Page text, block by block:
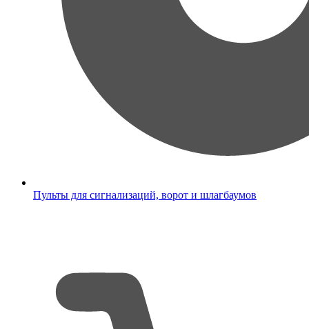
Пульты для сигнализаций, ворот и шлагбаумов